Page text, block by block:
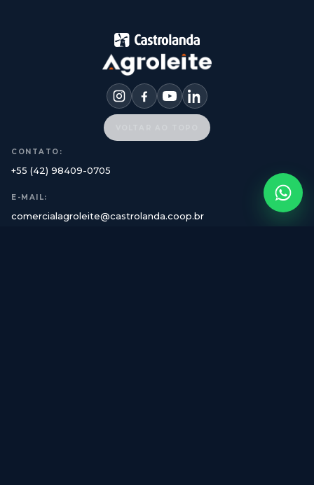
CONTATO:
+55 (42) 98409-0705
E-MAIL:
comercialagroleite@castrolanda.coop.br